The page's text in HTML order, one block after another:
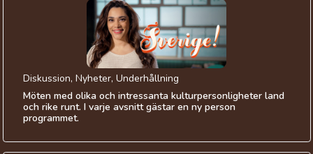
Diskussion, Nyheter, Underhållning
Möten med olika och intressanta kulturpersonligheter land
och rike runt. I varje avsnitt gästar en ny person
programmet.